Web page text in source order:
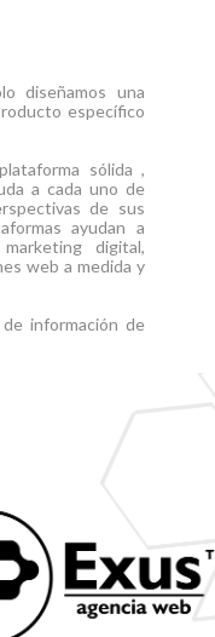
diseñamos una
específico
sólida ,
a cada uno de
de sus
ayudan a
digital,
web a medida y
información de